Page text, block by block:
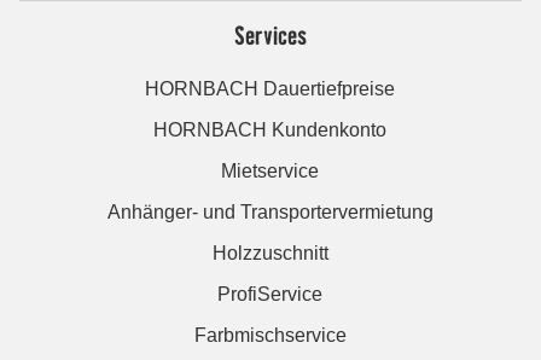
Services
HORNBACH Dauertiefpreise
HORNBACH Kundenkonto
Mietservice
Anhänger- und Transportervermietung
Holzzuschnitt
ProfiService
Farbmischservice